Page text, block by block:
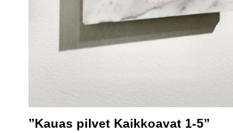
”Kauas pilvet Kaikkoavat 1-5”